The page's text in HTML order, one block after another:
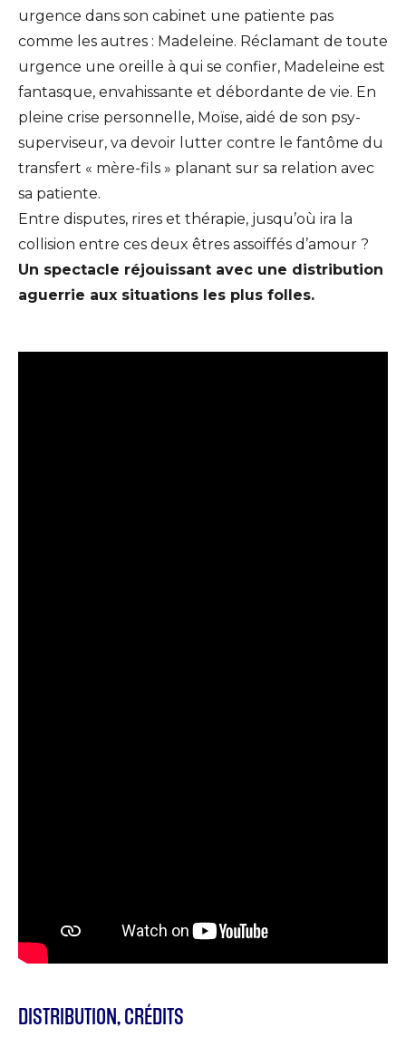
urgence dans son cabinet une patiente pas
comme les autres : Madeleine. Réclamant de toute
urgence une oreille à qui se confier, Madeleine est
fantasque, envahissante et débordante de vie. En
pleine crise personnelle, Moïse, aidé de son psy-
superviseur, va devoir lutter contre le fantôme du
transfert « mère-fils » planant sur sa relation avec
sa patiente.
Entre disputes, rires et thérapie, jusqu’où ira la
collision entre ces deux êtres assoiffés d’amour ?
Un spectacle réjouissant avec une distribution
aguerrie aux situations les plus folles.
DISTRIBUTION, CRÉDITS